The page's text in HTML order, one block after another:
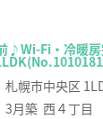
♪Wi-Fi・冷暖
札幌市中央区
3月築 西４丁目